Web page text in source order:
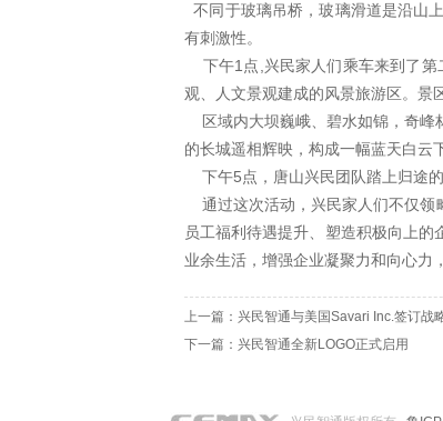
不同于玻璃吊桥，玻璃滑道是沿山
有刺激性。
下午1点,兴民家人们乘车来到了第
观、人文景观建成的风景旅游区。景
区域内大坝巍峨、碧水如锦，奇峰
的长城遥相辉映，构成一幅蓝天白云
下午5点，唐山兴民团队踏上归途
通过这次活动，兴民家人们不仅领
员工福利待遇提升、塑造积极向上
业余生活，增强企业凝聚力和向心力
上一篇： 兴民智通与美国Savari Inc.签订战
下一篇： 兴民智通全新LOGO正式启用